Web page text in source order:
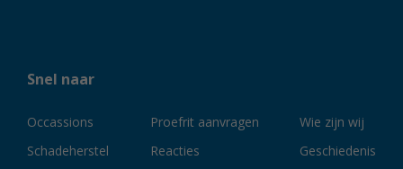
Snel naar
Occassions
Schadeherstel
Proefrit aanvragen
Reacties
Wie zijn wij
Geschiedenis